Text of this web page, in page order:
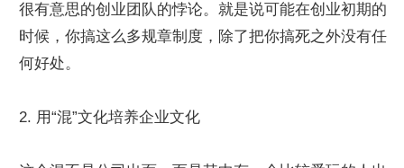
很有意思的创业团队的悖论。就是说可能在创业初期的
时候，你搞这么多规章制度，除了把你搞死之外没有任
何好处。
2. 用“混”文化培养企业文化